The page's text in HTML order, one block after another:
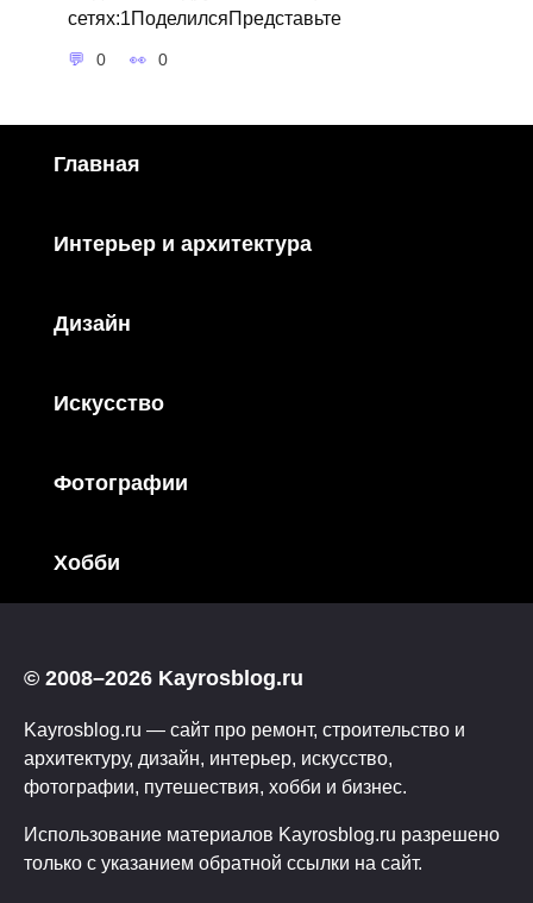
сетях:1ПоделилсяПредставьте
0 0
Главная
Интерьер и архитектура
Дизайн
Искусство
Фотографии
Хобби
© 2008–2026 Kayrosblog.ru
Kayrosblog.ru — сайт про ремонт, строительство и
архитектуру, дизайн, интерьер, искусство,
фотографии, путешествия, хобби и бизнес.
Использование материалов Kayrosblog.ru разрешено
только с указанием обратной ссылки на сайт.